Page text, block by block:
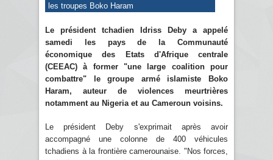
les troupes Boko Haram
Le président tchadien Idriss Deby a appelé
samedi les pays de la Communauté
économique des Etats d'Afrique centrale
(CEEAC) à former "une large coalition pour
combattre" le groupe armé islamiste Boko
Haram, auteur de violences meurtrières
notamment au Nigeria et au Cameroun voisins.
Le président Deby s'exprimait après avoir
accompagné une colonne de 400 véhicules
tchadiens à la frontière camerounaise. "Nos forces,